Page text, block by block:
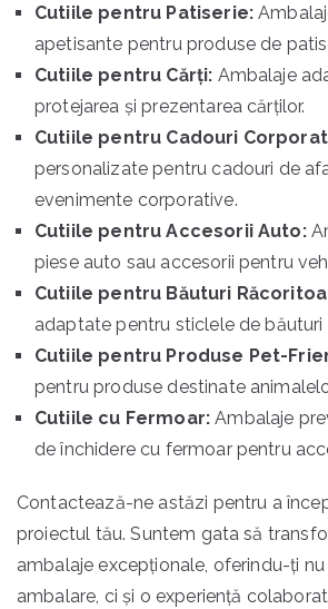
Cutiile pentru Patiserie:
apetisante pentru produse de
Cutiile pentru Cărți: Ambalaje
protejarea și prezentarea cărților.
Cutiile pentru Cadouri
personalizate pentru cadouri de
evenimente corporative.
Cutiile pentru Accesorii Auto:
piese auto sau accesorii pentru
Cutiile pentru Băuturi
adaptate pentru sticlele de băuturi
Cutiile pentru Produse Pet-
pentru produse destinate
Cutiile cu Fermoar: Ambalaje
de închidere cu fermoar pentru
Contactează-ne astăzi pentru a
proiectul tău. Suntem gata să
ambalaje excepționale, oferindu-ți
ambalare, ci și o experiență